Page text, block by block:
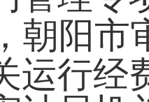
朝阳市
运行经